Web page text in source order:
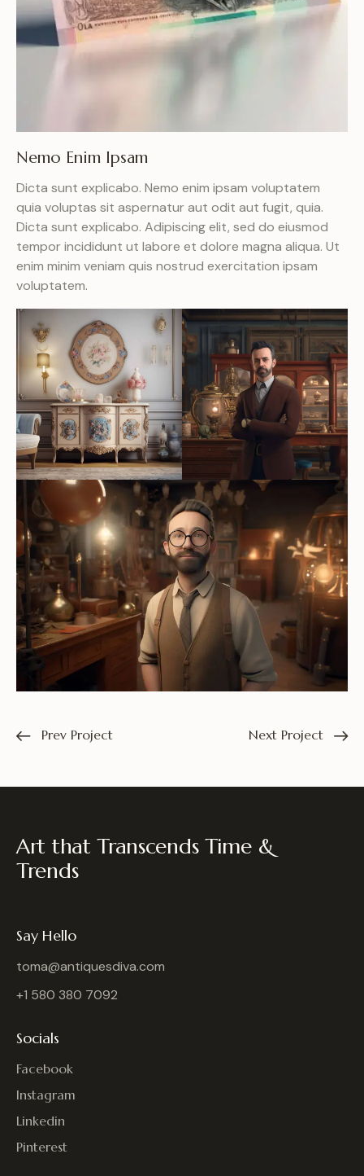
Nemo Enim Ipsam
Dicta sunt explicabo. Nemo enim ipsam voluptatem
quia voluptas sit aspernatur aut odit aut fugit, quia.
Dicta sunt explicabo. Adipiscing elit, sed do eiusmod
tempor incididunt ut labore et dolore magna aliqua. Ut
enim minim veniam quis nostrud exercitation ipsam
voluptatem.
Prev Project Next Project
Art that Transcends Time &
Trends
Say Hello
toma@antiquesdiva.com
+1 580 380 7092
Socials
Facebook
Instagram
Linkedin
Pinterest